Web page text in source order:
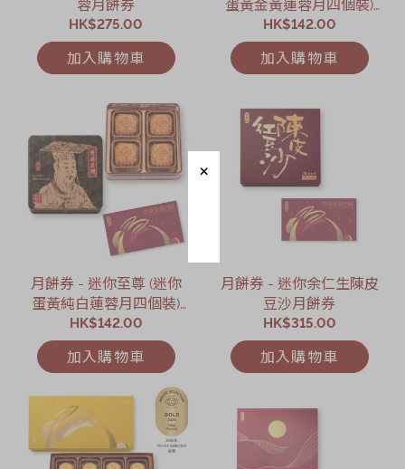
HK$275.00
加入購物車
月餅券
HK$142.00
加入購物車
月餅券 - 迷你至尊 (迷你
蛋黃純白蓮蓉月四個裝)
月餅券
HK$142.00
加入購物車
月餅券 - 迷你余仁生陳皮
豆沙月餅券
HK$315.00
加入購物車